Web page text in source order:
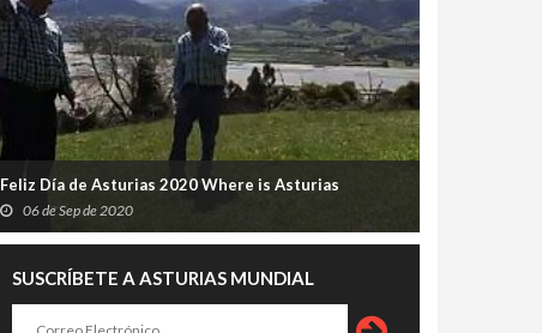
Feliz Día de Asturias 2020 Where is Asturias
06 de Sep de 2020
SUSCRÍBETE A ASTURIAS MUNDIAL